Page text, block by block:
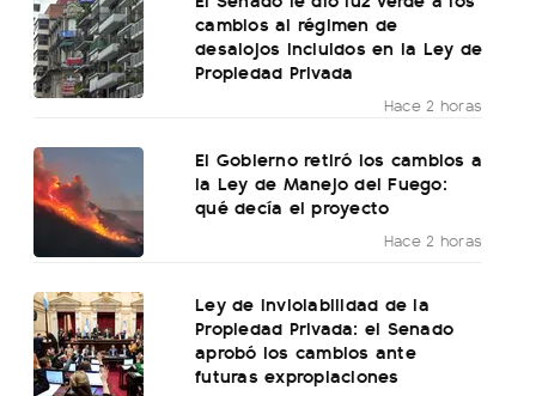
cambios al régimen de
desalojos incluidos en la Ley de
Propiedad Privada
Hace 2 horas
El Gobierno retiró los cambios a
la Ley de Manejo del Fuego:
qué decía el proyecto
Hace 2 horas
Ley de Inviolabilidad de la
Propiedad Privada: el Senado
aprobó los cambios ante
futuras expropiaciones